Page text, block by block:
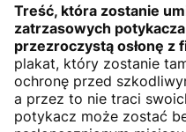
Treść, która zostanie
zatrzasowych
przezroczystą osłonę z
plakat, który zostanie
ochronę przed
a przez to nie traci
potykacz może zostać